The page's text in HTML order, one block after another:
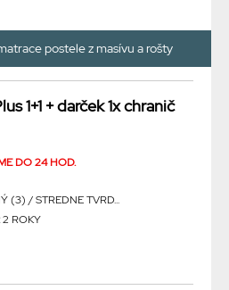
postele z masívu a rošty
1+1 + darček 1x chranič
DO 24 HOD.
(3) / STREDNE TVRD...
2 ROKY